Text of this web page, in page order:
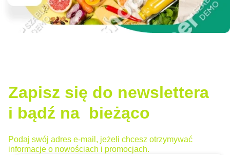
Zapisz się do newslettera
i bądź na bieżąco
Podaj swój adres e-mail, jeżeli chcesz otrzymywać
informacje o nowościach i promocjach.